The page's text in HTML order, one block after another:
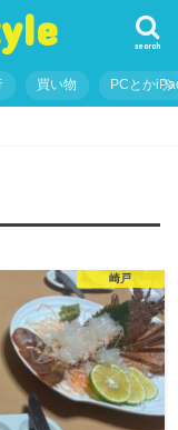
search
買い物 PCとか
崎戸